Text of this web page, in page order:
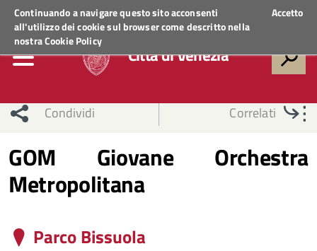
Continuando a navigare questo sito acconsenti
all'utilizzo dei cookie sul browser come descritto nella
nostraCookie Policy
Accetto
Regione VenetoACCEDI AI SERVIZI
Città di Venezia
Condividi Correlati
GOM Giovane Orchestra
Metropolitana
Parco Bissuola